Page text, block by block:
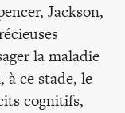
Jackson,
la maladie
à ce stade, le
cognitifs,